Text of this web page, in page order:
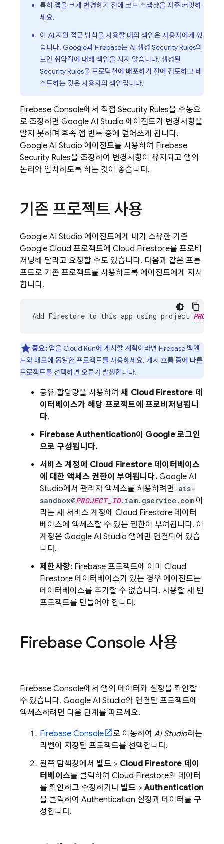
특히 앱을 크게 변경하기 전에 코드 스냅샷을 자주 커밋하
세요.
이 AI 지원 접근 방식을 사용할 때의 책임은 사용자에게 있
습니다. Google과 Firebase는 AI 생성 Security Rules의
보안 취약점에 대해 책임을 지지 않습니다. 생성된
Security Rules을 프로덕션에 배포하기 전에 검토하고 테
스트하는 것은 사용자의 책임입니다.
Firebase Console에서 직접 Security Rules을 수동으
로 조정하면 Google AI Studio 에이전트가 변경사항을
알지 못하며 후속 앱 반복 중에 덮어쓰게 됩니다.
Google AI Studio 에이전트를 사용하여 Firebase
Security Rules을 조정하여 변경사항이 유지되고 앱의
논리와 일치하도록 하는 것이 좋습니다.
기존 프로젝트 사용
Google AI Studio 에이전트에게 내가 소유한 기존
Google Cloud 프로젝트에 Cloud Firestore를 프로비
저닝해 달라고 요청할 수도 있습니다. 다음과 같은 프롬
프트로 기존 프로젝트를 사용하도록 에이전트에게 지시
합니다.
Add Firestore to this app using project
중요:앱을 Cloud Run에 게시할 계획이라면 Firebase 백엔
드와 배포에 동일한 프로젝트를 사용하세요. 게시 흐름 중에 다른
프로젝트를 선택하면 오류가 발생합니다.
공유 할당량을 사용하여 새 Cloud Firestore 데
이터베이스가 해당 프로젝트에 프로비저닝됩니
다.
Firebase Authentication이 Google 로그인
으로 구성됩니다.
서비스 계정에 Cloud Firestore데이터베이스
에 대한 액세스 권한이 부여됩니다. Google AI
Studio에서 관리자 액세스를 허용하려면 ais-
sandbox@PROJECT_ID.iam.gservice.com 이
라는 새 서비스 계정에 Cloud Firestore 데이터
베이스에 액세스할 수 있는 권한이 부여됩니다. 이
계정은 Google AI Studio 앱에만 연결되어 있습
니다.
제한사항: Firebase 프로젝트에 이미 Cloud
Firestore 데이터베이스가 있는 경우 에이전트는
데이터베이스를 추가할 수 없습니다. 사용할 새 빈
프로젝트를 만들어야 합니다.
Firebase Console 사용
Firebase Console에서 앱의 데이터와 설정을 확인할
수 있습니다. Google AI Studio와 연결된 프로젝트에
액세스하려면 다음 단계를 따르세요.
Firebase Console 로 이동하여 AI Studio라는
라벨이 지정된 프로젝트를 선택합니다.
왼쪽 탐색창에서 빌드 > Cloud Firestore 데이
터베이스를 클릭하여 Cloud Firestore의 데이터
를 확인하고 수정하거나 빌드 >Authentication
을 클릭하여 Authentication 설정과 데이터를 구
성합니다.